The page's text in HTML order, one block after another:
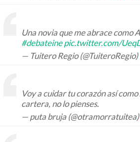
Una novia que me abrace como
#debateine pic.twitter.com/
— Tuitero Regio (@TuiteroRegio)
Voy a cuidar tu corazón así
cartera, no lo pienses.
— puta bruja (@otramorratuitea)